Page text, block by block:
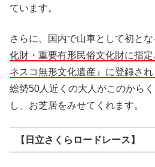
ています。
さらに、国内で山車として初とな
化財・重要有形民俗文化財に指
ネスコ無形文化遺産』に登録され
総勢50人近くの大人がこのから
し、お芝居をみせてくれます。
【日立さくらロードレース】